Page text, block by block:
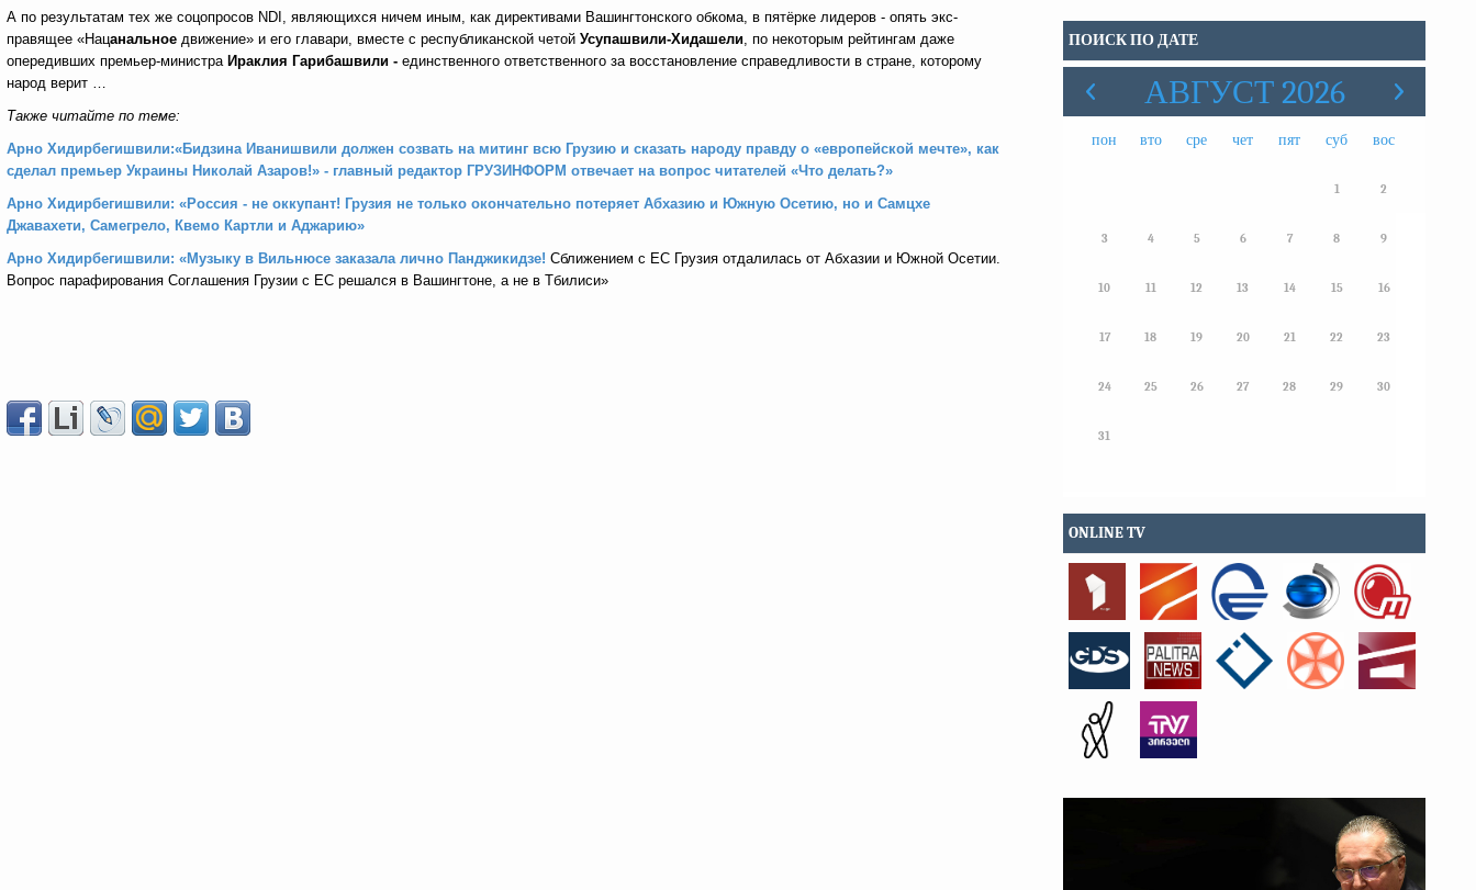
А по результатам тех же соцопросов NDI, являющихся ничем иным, как директивами Вашингтонского обкома, в пятёрке лидеров - опять экс-
правящее «Нацанальное движение» и его главари, вместе с республиканской четой Усупашвили-Хидашели, по некоторым рейтингам даже
опередивших премьер-министра Ираклия Гарибашвили - единственного ответственного за восстановление справедливости в стране, которому
народ верит …
Также читайте по теме:
Арно Хидирбегишвили:«Бидзина Иванишвили должен созвать на митинг всю Грузию и сказать народу правду о «европейской мечте», как
сделал премьер Украины Николай Азаров!» - главный редактор ГРУЗИНФОРМ отвечает на вопрос читателей «Что делать?»
Арно Хидирбегишвили: «Россия - не оккупант! Грузия не только окончательно потеряет Абхазию и Южную Осетию, но и Самцхе
Джавахети, Самегрело, Квемо Картли и Аджарию»
Арно Хидирбегишвили: «Музыку в Вильнюсе заказала лично Панджикидзе! Сближением с ЕС Грузия отдалилась от Абхазии и Южной Осетии.
Вопрос парафирования Соглашения Грузии с ЕС решался в Вашингтоне, а не в Тбилиси»
ПОИСК ПО ДАТЕ
АВГУСТ 2026
пон вто сре чет пят суб вос
1 2
3 4 5 6 7 8 9
10 11 12 13 14 15 16
17 18 19 20 21 22 23
24 25 26 27 28 29 30
31
ONLINE TV